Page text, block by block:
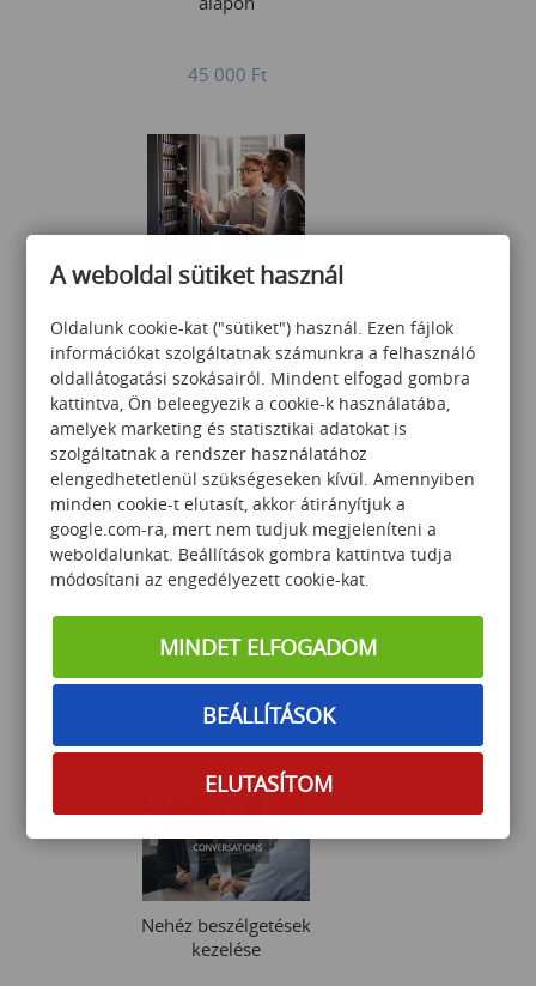
45 000 Ft
Windows Server alapú
virtualizációs szolgáltatások
kialakítása, üzemeltetése és
hibaelhárítása
359 000Ft
38 000Ft
Nehéz beszélgetések
kezelése
A weboldal sütiket használ
Oldalunk cookie-kat ("sütiket") használ. Ezen fájlok
információkat szolgáltatnak számunkra a felhasználó
oldallátogatási szokásairól. Mindent elfogad gombra
kattintva, Ön beleegyezik a cookie-k használatába,
amelyek marketing és statisztikai adatokat is
szolgáltatnak a rendszer használatához
elengedhetetlenül szükségeseken kívül. Amennyiben
minden cookie-t elutasít, akkor átirányítjuk a
google.com-ra, mert nem tudjuk megjeleníteni a
weboldalunkat. Beállítások gombra kattintva tudja
módosítani az engedélyezett cookie-kat.
MINDET ELFOGADOM
BEÁLLÍTÁSOK
ELUTASÍTOM